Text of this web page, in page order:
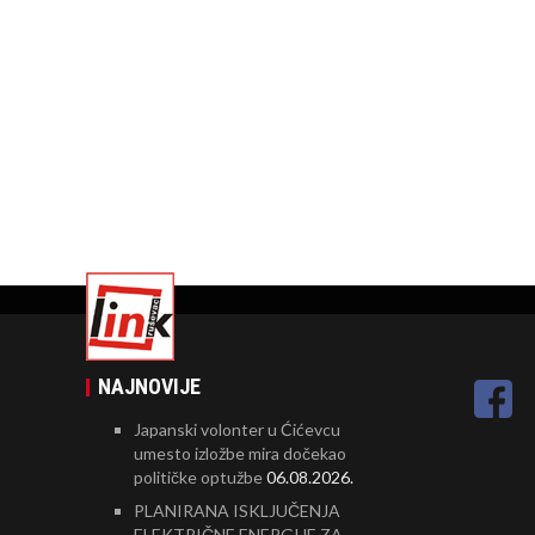
NAJNOVIJE
Japanski volonter u Ćićevcu
umesto izložbe mira dočekao
političke optužbe06.08.2026.
PLANIRANA ISKLJUČENJA